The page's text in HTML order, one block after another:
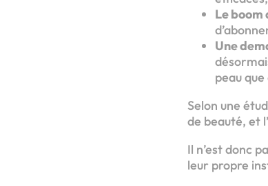
Le boom
Une
peau
Selon une
de beauté, et
Il n’est donc
leur propre